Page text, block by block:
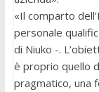
«Il comparto
personale
di Niuko -.
è proprio quello
pragmatico, una